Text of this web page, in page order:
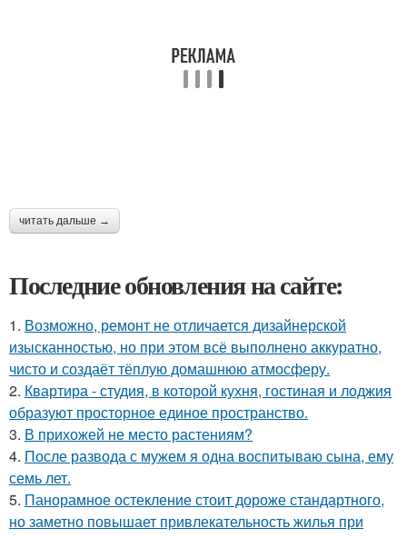
читать дальше →
Последние обновления на сайте:
1. Возможно, ремонт не отличается дизайнерской
изысканностью, но при этом всё выполнено аккуратно,
чисто и создаёт тёплую домашнюю атмосферу.
2. Квартира - студия, в которой кухня, гостиная и лоджия
образуют просторное единое пространство.
3. В прихожей не место растениям?
4. После развода с мужем я одна воспитываю сына, ему
семь лет.
5. Панорамное остекление стоит дороже стандартного,
но заметно повышает привлекательность жилья при